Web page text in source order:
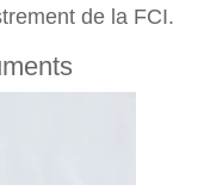
de la FCI.